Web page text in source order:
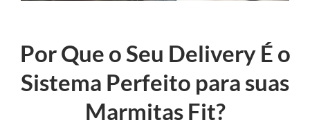
Por Que o Seu Delivery É o
Sistema Perfeito para suas
Marmitas Fit?